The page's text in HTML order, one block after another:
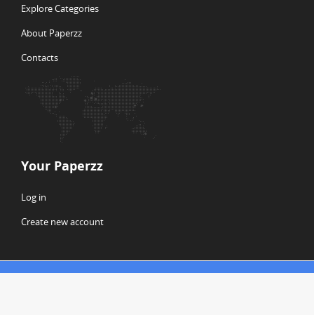
Explore Categories
About Paperzz
Contacts
Your Paperzz
Log in
Create new account